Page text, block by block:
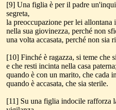
[9] Una figlia è per il padre
segreta,
la preoccupazione per lei allontana
nella sua giovinezza, perché non
una volta accasata, perché non sia
[10] Finché è ragazza, si teme che
e che resti incinta nella casa paterna;
quando è con un marito, che cada
quando è accasata, che sia sterile.
[11] Su una figlia indocile rafforza